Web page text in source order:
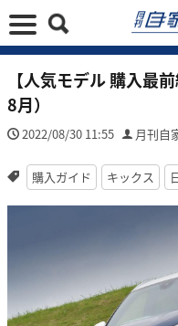
【人気モデル 購入最
8月）
2022/08/30 11:55 月刊自
購入ガイド キックス